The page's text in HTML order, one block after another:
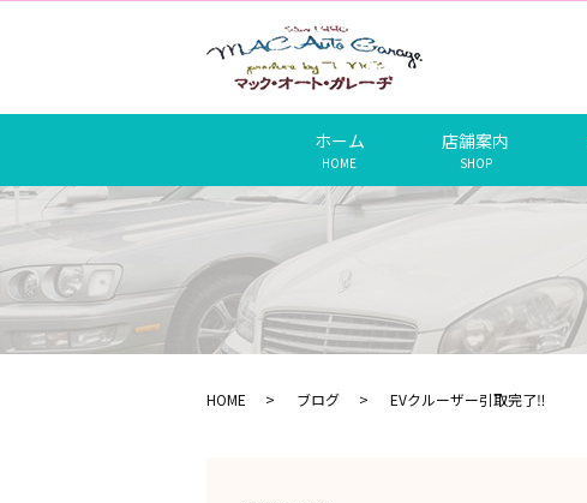
ホーム
HOME
店舗案内
SHOP
HOME ブログ EVクルーザー引取完了‼️